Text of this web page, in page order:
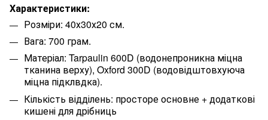
Характеристики:
Розміри: 40х30х20 см.
Вага: 700 грам.
Матеріал: Tarpaulin 600D (водонепроникна міцна
тканина верху), Oxford 300D (водовідштовхуюча
міцна підклвдка).
Кількість відділень: просторе основне + додаткові
кишені для дрібниць